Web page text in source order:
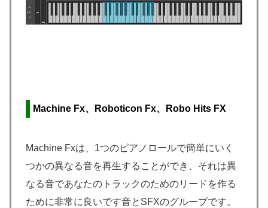
Machine Fx、Roboticon Fx、Robo Hits FX
Machine Fxは、1つのピアノロールで簡単にいく
つかの異なる音を再生することができ、それは異
なる音であなたのトラックのためのリードを作る
ために非常に良いです音とSFXのグループです。